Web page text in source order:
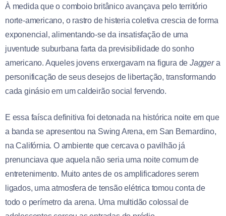
À medida que o comboio britânico avançava pelo território
norte-americano, o rastro de histeria coletiva crescia de forma
exponencial, alimentando-se da insatisfação de uma
juventude suburbana farta da previsibilidade do sonho
americano. Aqueles jovens enxergavam na figura de Jaggera
personificação de seus desejos de libertação, transformando
cada ginásio em um caldeirão social fervendo.
E essa faísca definitiva foi detonada na histórica noite em que
a banda se apresentou na Swing Arena, em San Bernardino,
na Califórnia. O ambiente que cercava o pavilhão já
prenunciava que aquela não seria uma noite comum de
entretenimento. Muito antes de os amplificadores serem
ligados, uma atmosfera de tensão elétrica tomou conta de
todo o perímetro da arena. Uma multidão colossal de